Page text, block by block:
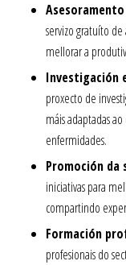
servizo gratuíto
mellorar a
Investigación
proxecto de
máis adaptadas
enfermidades.
Promoción da
iniciativas para
compartindo
Formación
profesionais do